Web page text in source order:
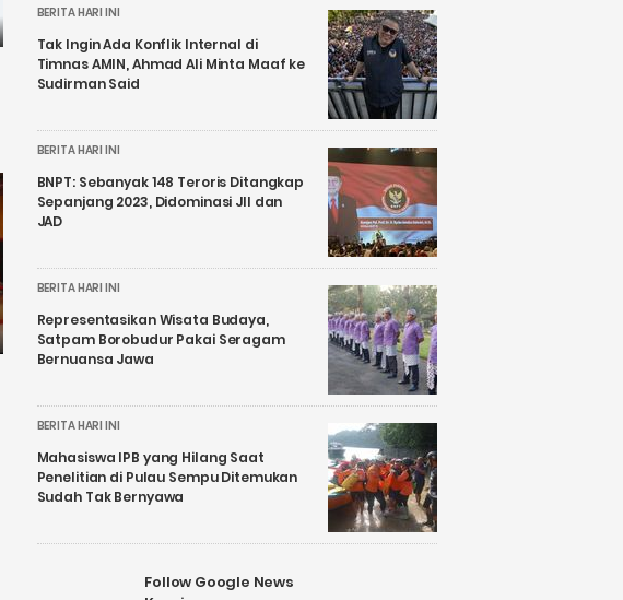
BERITA HARI INI
Tak Ingin Ada Konflik Internal di
Timnas AMIN, Ahmad Ali Minta Maaf ke
Sudirman Said
BERITA HARI INI
BNPT: Sebanyak 148 Teroris Ditangkap
Sepanjang 2023, Didominasi JII dan
JAD
BERITA HARI INI
Representasikan Wisata Budaya,
Satpam Borobudur Pakai Seragam
Bernuansa Jawa
BERITA HARI INI
Mahasiswa IPB yang Hilang Saat
Penelitian di Pulau Sempu Ditemukan
Sudah Tak Bernyawa
Follow Google News